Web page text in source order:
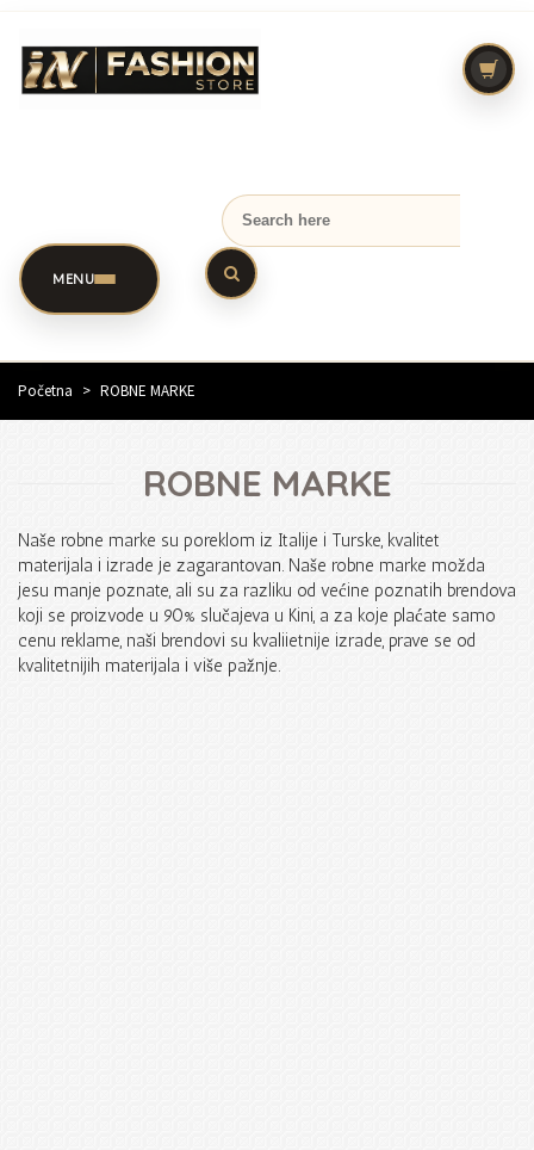
MENU
Početna > ROBNE MARKE
ROBNE MARKE
Naše robne marke su poreklom iz Italije i Turske, kvalitet
materijala i izrade je zagarantovan. Naše robne marke možda
jesu manje poznate, ali su za razliku od većine poznatih brendova
koji se proizvode u 90% slučajeva u Kini, a za koje plaćate samo
cenu reklame, naši brendovi su kvaliietnije izrade, prave se od
kvalitetnijih materijala i više pažnje.